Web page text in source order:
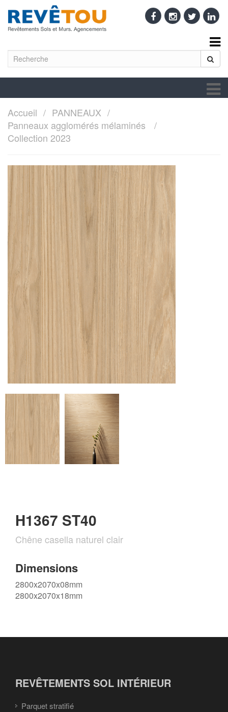
Accueil
PANNEAUX
Panneaux agglomérés mélaminés
Collection 2023
H1367 ST40
Chêne casella naturel clair
Dimensions
2800x2070x08mm
2800x2070x18mm
REVÊTEMENTS SOL INTÉRIEUR
Parquet stratifié